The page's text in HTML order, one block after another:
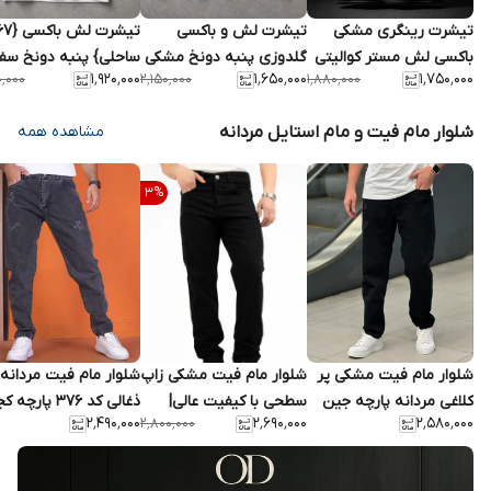
تیشرت رینگری مشکی
باکسی لش مستر کوالیتی
کیفیت فوق استثنایی |
۱٬۷۵۰٬۰۰۰ ۱٬۸۸۰٬۰۰۰
تیشرت لش و باکسی
گلدوزی پنبه دونخ مشکی
طرح پسر مینیمال ترند /
۱٬۶۵۰٬۰۰۰ ۲٬۱۵۰٬۰۰۰
تیشرت لش
ساحلی} پنبه دونخ
طرح استیکر ترند /
۱٬۹۲۰٬۰۰۰
شلوار مام فیت و مام استایل مردانه مشاهده همه
شلوار مام فیت مشکی پر
کلاغی مردانه پارچه جین
گرم بالا
۲٬۵۸۰٬۰۰۰
3%
شلوار مام فیت مشکی زاپ
سطحی با کیفیت عالی|
فوق‌العاده شیک و خفن کد
۲٬۶۹۰٬۰۰۰ ۲٬۸۰۰٬۰۰۰
شلوار مام فیت مردانه
ذغالی کد ۳۷۶
2026
۲٬۴۹۰٬۰۰۰